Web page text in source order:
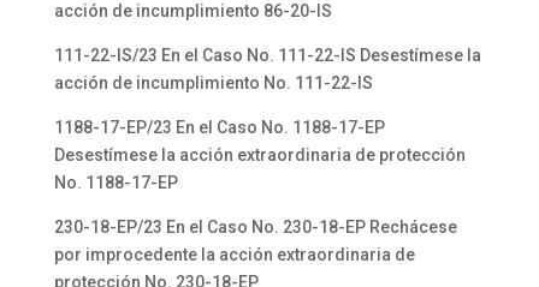
acción de incumplimiento 86-20-IS
111-22-IS/23 En el Caso No. 111-22-IS Desestímese la
acción de incumplimiento No. 111-22-IS
1188-17-EP/23 En el Caso No. 1188-17-EP
Desestímese la acción extraordinaria de protección
No. 1188-17-EP
230-18-EP/23 En el Caso No. 230-18-EP Rechácese
por improcedente la acción extraordinaria de
protección No. 230-18-EP